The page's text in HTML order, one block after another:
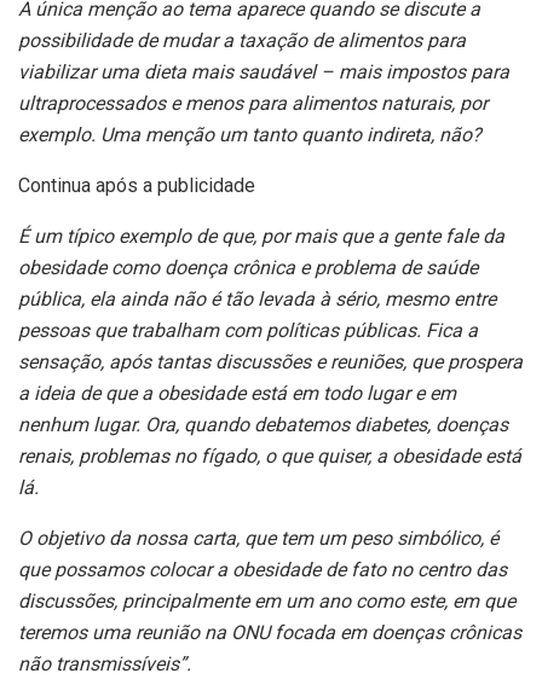
A única menção ao tema aparece quando se discute a
possibilidade de mudar a taxação de alimentos para
viabilizar uma dieta mais saudável – mais impostos para
ultraprocessados e menos para alimentos naturais, por
exemplo. Uma menção um tanto quanto indireta, não?
Continua após a publicidade
É um típico exemplo de que, por mais que a gente fale da
obesidade como doença crônica e problema de saúde
pública, ela ainda não é tão levada à sério, mesmo entre
pessoas que trabalham com políticas públicas. Fica a
sensação, após tantas discussões e reuniões, que prospera
a ideia de que a obesidade está em todo lugar e em
nenhum lugar. Ora, quando debatemos diabetes, doenças
renais, problemas no fígado, o que quiser, a obesidade está
lá.
O objetivo da nossa carta, que tem um peso simbólico, é
que possamos colocar a obesidade de fato no centro das
discussões, principalmente em um ano como este, em que
teremos uma reunião na ONU focada em doenças crônicas
não transmissíveis”.